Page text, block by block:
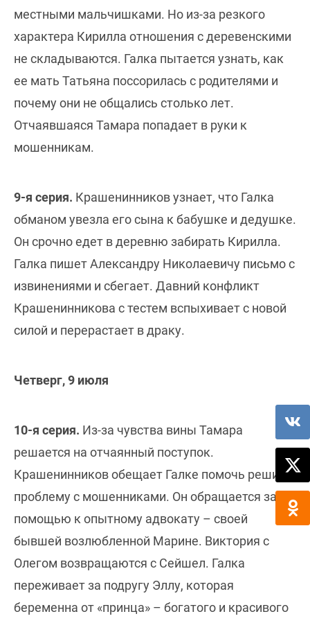
местными мальчишками. Но из-за резкого
характера Кирилла отношения с деревенскими
не складываются. Галка пытается узнать, как
ее мать Татьяна поссорилась с родителями и
почему они не общались столько лет.
Отчаявшаяся Тамара попадает в руки к
мошенникам.
9-я серия. Крашенинников узнает, что Галка
обманом увезла его сына к бабушке и дедушке.
Он срочно едет в деревню забирать Кирилла.
Галка пишет Александру Николаевичу письмо с
извинениями и сбегает. Давний конфликт
Крашенинникова с тестем вспыхивает с новой
силой и перерастает в драку.
Четверг, 9 июля
10-я серия. Из-за чувства вины Тамара
решается на отчаянный поступок.
Крашенинников обещает Галке помочь решить
проблему с мошенниками. Он обращается за
помощью к опытному адвокату – своей
бывшей возлюбленной Марине. Виктория с
Олегом возвращаются с Сейшел. Галка
переживает за подругу Эллу, которая
беременна от «принца» – богатого и красивого